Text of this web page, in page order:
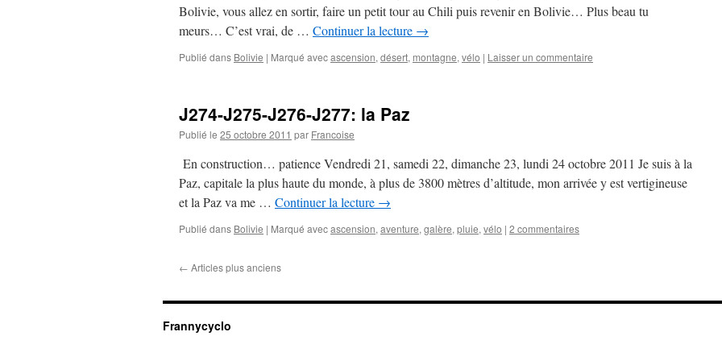
Bolivie, vous allez en sortir, faire un petit tour au Chili puis revenir en Bolivie… Plus beau tu
meurs… C’est vrai, de … Continuer la lecture →
Publié dans Bolivie | Marqué avecascension, désert, montagne, vélo | Laisser un commentaire
J274-J275-J276-J277: la Paz
Publié le 25 octobre 2011 par Francoise
En construction… patience Vendredi 21, samedi 22, dimanche 23, lundi 24 octobre 2011 Je suis à la
Paz, capitale la plus haute du monde, à plus de 3800 mètres d’altitude, mon arrivée y est vertigineuse
et la Paz va me … Continuer la lecture →
Publié dans Bolivie | Marqué avecascension, aventure, galère, pluie, vélo | 2 commentaires
← Articles plus anciens
Frannycyclo